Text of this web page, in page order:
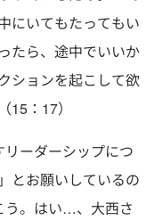
にいてもたってもい
たら、途中でいいか
ションを起こして欲
：17）
ーダーシップにつ
とお願いしているの
う。はい…、大西さ